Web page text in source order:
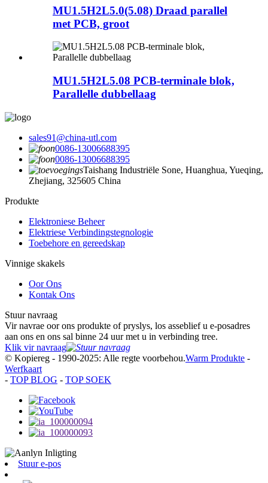
MU1.5H2L5.0(5.08) Draad parallel
met PCB, groot
MU1.5H2L5.08 PCB-terminale blok,
Parallelle dubbellaag
sales91@china-utl.com
0086-13006688395
0086-13006688395
Taishang Industriële Sone, Huanghua, Yueqing,
Zhejiang, 325605 China
Produkte
Elektroniese Beheer
Elektriese Verbindingstegnologie
Toebehore en gereedskap
Vinnige skakels
Oor Ons
Kontak Ons
Stuur navraag
Vir navrae oor ons produkte of pryslys, los asseblief u e-posadres
aan ons en ons sal binne 24 uur met u in verbinding tree.
Klik vir navraag
© Kopiereg - 1990-2025: Alle regte voorbehou.Warm Produkte -
Werfkaart
- TOP BLOG - TOP SOEK
Stuur e-pos